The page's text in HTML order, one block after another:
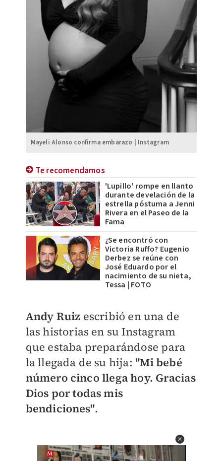
Mayeli Alonso confirma embarazo | Instagram
Te recomendamos
'Lupillo' rompe en llanto
durante develación de la
estrella póstuma a Jenni
Rivera en el Paseo de la
Fama
¿Se encontró con
Victoria Ruffo? Eugenio
Derbez se reúne con
José Eduardo por el
nacimiento de su nieta,
Tessa | FOTO
​Andy Ruiz escribió en una de
las historias en su Instagram
que estaba preparándose para
la llegada de su hija: "Mi bebé
número cinco llega hoy. Gracias
Dios por todas mis
bendiciones".